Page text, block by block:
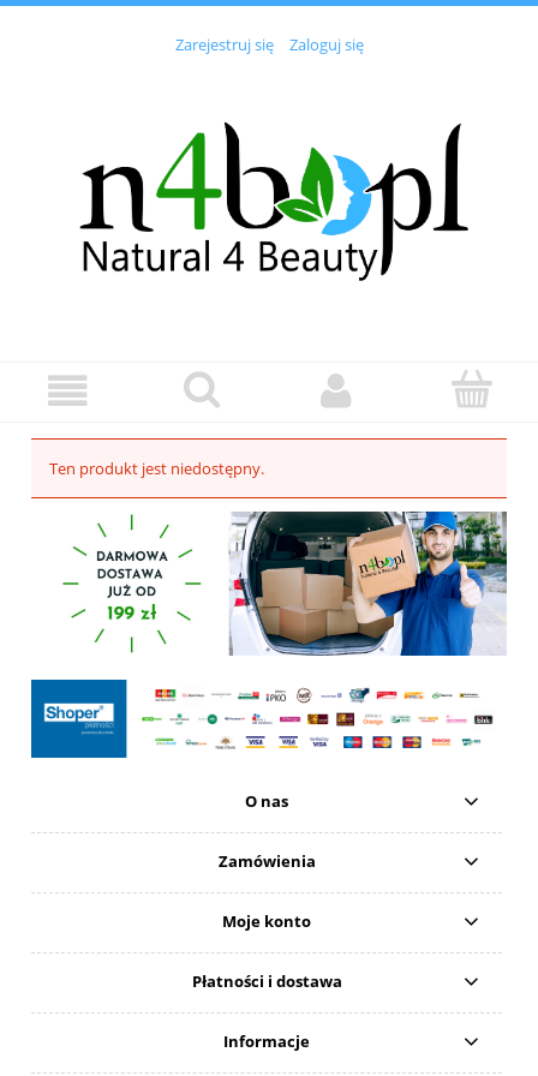
Zarejestruj się Zaloguj się
Ten produkt jest niedostępny.
O nas
Zamówienia
Moje konto
Płatności i dostawa
Informacje